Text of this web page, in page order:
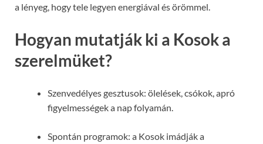
a lényeg, hogy tele legyen energiával és örömmel.
Hogyan mutatják ki a Kosok a
szerelmüket?
Szenvedélyes gesztusok: ölelések, csókok, apró
figyelmességek a nap folyamán.
Spontán programok: a Kosok imádják a